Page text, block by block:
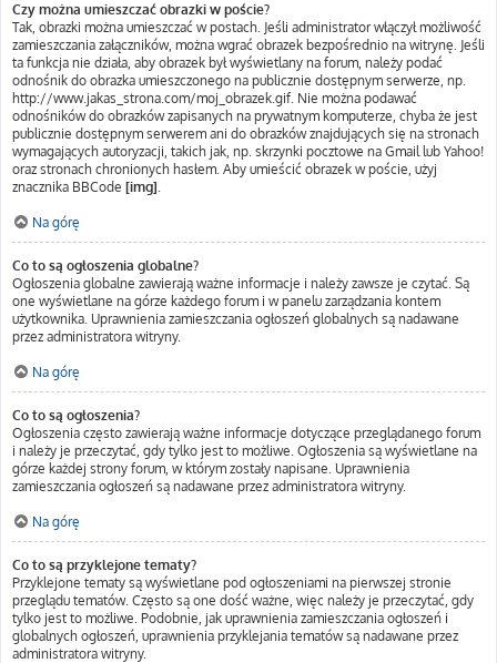
Czy można umieszczać obrazki w poście?
Tak, obrazki można umieszczać w postach. Jeśli administrator włączył możliwość
zamieszczania załączników, można wgrać obrazek bezpośrednio na witrynę. Jeśli
ta funkcja nie działa, aby obrazek był wyświetlany na forum, należy podać
odnośnik do obrazka umieszczonego na publicznie dostępnym serwerze, np.
http://www.jakas_strona.com/moj_obrazek.gif. Nie można podawać
odnośników do obrazków zapisanych na prywatnym komputerze, chyba że jest
publicznie dostępnym serwerem ani do obrazków znajdujących się na stronach
wymagających autoryzacji, takich jak, np. skrzynki pocztowe na Gmail lub Yahoo!
oraz stronach chronionych hasłem. Aby umieścić obrazek w poście, użyj
znacznika BBCode [img].
Na górę
Co to są ogłoszenia globalne?
Ogłoszenia globalne zawierają ważne informacje i należy zawsze je czytać. Są
one wyświetlane na górze każdego forum i w panelu zarządzania kontem
użytkownika. Uprawnienia zamieszczania ogłoszeń globalnych są nadawane
przez administratora witryny.
Na górę
Co to są ogłoszenia?
Ogłoszenia często zawierają ważne informacje dotyczące przeglądanego forum
i należy je przeczytać, gdy tylko jest to możliwe. Ogłoszenia są wyświetlane na
górze każdej strony forum, w którym zostały napisane. Uprawnienia
zamieszczania ogłoszeń są nadawane przez administratora witryny.
Na górę
Co to są przyklejone tematy?
Przyklejone tematy są wyświetlane pod ogłoszeniami na pierwszej stronie
przeglądu tematów. Często są one dość ważne, więc należy je przeczytać, gdy
tylko jest to możliwe. Podobnie, jak uprawnienia zamieszczania ogłoszeń i
globalnych ogłoszeń, uprawnienia przyklejania tematów są nadawane przez
administratora witryny.